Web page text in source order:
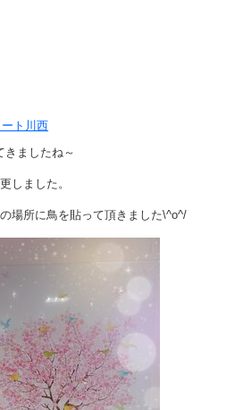
ト川西
ましたね～
しました。
場所に鳥を貼って頂きました\^o^/